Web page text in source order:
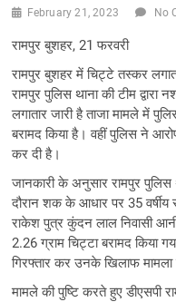
February 21, 2023 No
रामपुर बुशहर, 21 फरवरी
रामपुर बुशहर में चिट्टे तस्कर
रामपुर पुलिस थाना की टीम
लगातार जारी है ताजा मामले में
बरामद किया है। वहीं पुलिस ने
कर दी है।
जानकारी के अनुसार रामपुर पुलिस
दौरान शक के आधार पर 35 वर्षीय
राकेश पुत्र कुंदन लाल निवासी
2.26 ग्राम चिट्टा बरामद किया
गिरफ्तार कर उनके खिलाफ
मामले की पुष्टि करते हुए डीएसपी